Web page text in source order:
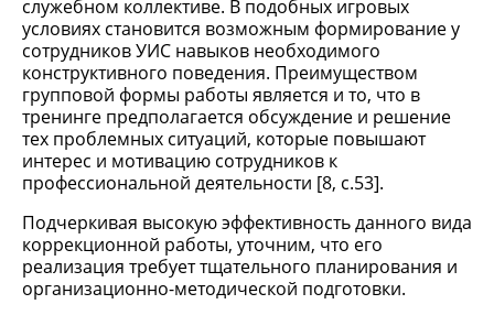
служебном коллективе. В подобных игровых
условиях становится возможным формирование у
сотрудников УИС навыков необходимого
конструктивного поведения. Преимуществом
групповой формы работы является и то, что в
тренинге предполагается обсуждение и решение
тех проблемных ситуаций, которые повышают
интерес и мотивацию сотрудников к
профессиональной деятельности [8, с.53].
Подчеркивая высокую эффективность данного вида
коррекционной работы, уточним, что его
реализация требует тщательного планирования и
организационно-методической подготовки.